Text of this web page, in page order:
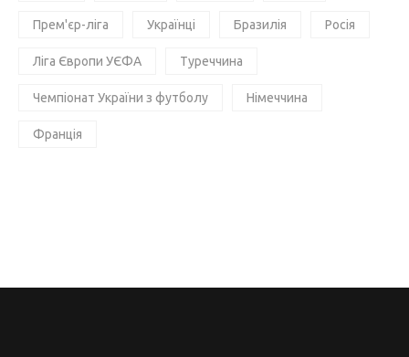
Прем'єр-ліга Українці Бразилія Росія
Ліга Європи УЄФА Туреччина
Чемпіонат України з футболу Німеччина
Франція